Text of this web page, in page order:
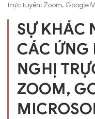
trực tuyến: Zoom, Google
SỰ KHÁC
CÁC ỨNG
NGHỊ
ZOOM,